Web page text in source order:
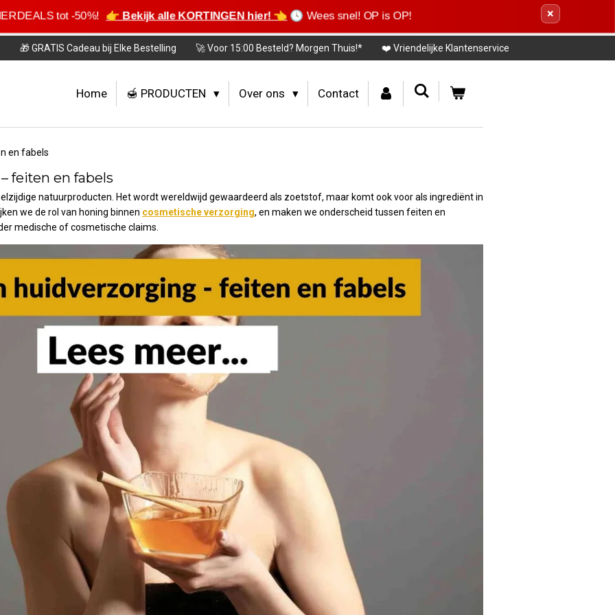
tot -50%! 👉 Bekijk alle KORTINGEN hier! 👈 🕓 Wees snel! OP is OP! ×
🎁 GRATIS Cadeau bij Elke Bestelling 🚀 Voor 15:00 Besteld? Morgen Thuis!* ❤️ Vriendelijke Klantenservice
Home 🍯 PRODUCTEN Over ons Contact
en fabels
feiten en fabels
natuurproducten. Het wordt wereldwijd gewaardeerd als zoetstof, maar komt ook voor als ingrediënt in
we de rol van honing binnen cosmetische verzorging, en maken we onderscheid tussen feiten en
medische of cosmetische claims.